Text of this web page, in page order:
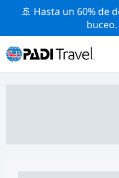
🚢 Hasta un 60% de
buceo.